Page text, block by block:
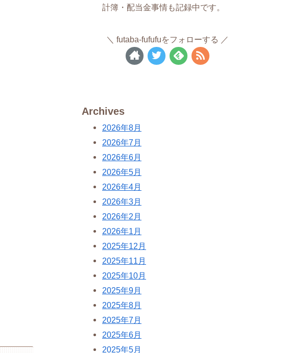
計簿・配当金事情も記録中です。
futaba-fufufuをフォローする
Archives
2026年8月
2026年7月
2026年6月
2026年5月
2026年4月
2026年3月
2026年2月
2026年1月
2025年12月
2025年11月
2025年10月
2025年9月
2025年8月
2025年7月
2025年6月
2025年5月